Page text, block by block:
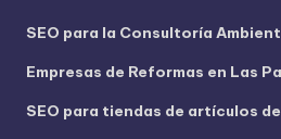
SEO para la Consultoría
Empresas de Reformas en Las
SEO para tiendas de artículos